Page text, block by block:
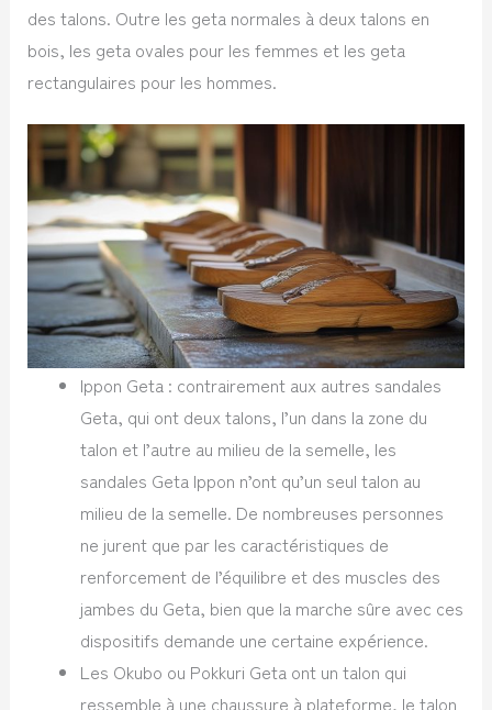
des talons. Outre les geta normales à deux talons en
bois, les geta ovales pour les femmes et les geta
rectangulaires pour les hommes.
Ippon Geta : contrairement aux autres sandales
Geta, qui ont deux talons, l’un dans la zone du
talon et l’autre au milieu de la semelle, les
sandales Geta Ippon n’ont qu’un seul talon au
milieu de la semelle. De nombreuses personnes
ne jurent que par les caractéristiques de
renforcement de l’équilibre et des muscles des
jambes du Geta, bien que la marche sûre avec ces
dispositifs demande une certaine expérience.
Les Okubo ou Pokkuri Geta ont un talon qui
ressemble à une chaussure à plateforme, le talon